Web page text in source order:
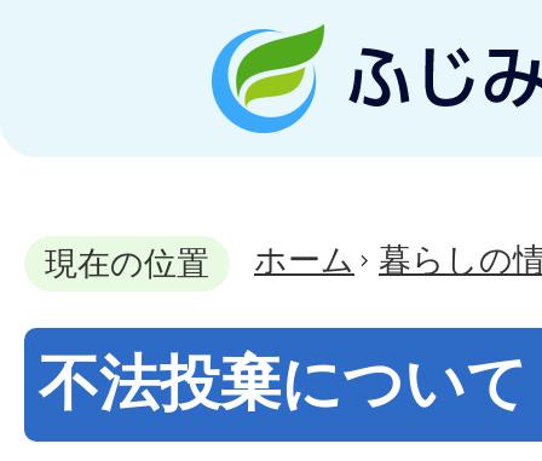
現在の位置 ホーム 暮らしの
不法投棄について